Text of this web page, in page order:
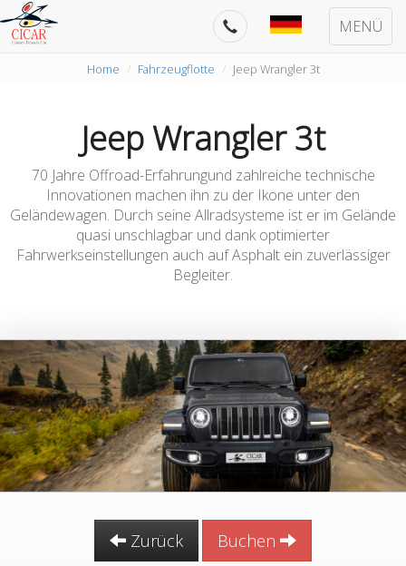
MENÜ
Home Fahrzeugflotte Jeep Wrangler 3t
Jeep Wrangler 3t
70 Jahre Offroad-Erfahrungund zahlreiche technische
Innovationen machen ihn zu der Ikone unter den
Geländewagen. Durch seine Allradsysteme ist er im Gelände
quasi unschlagbar und dank optimierter
Fahrwerkseinstellungen auch auf Asphalt ein zuverlässiger
Begleiter.
Zurück Buchen